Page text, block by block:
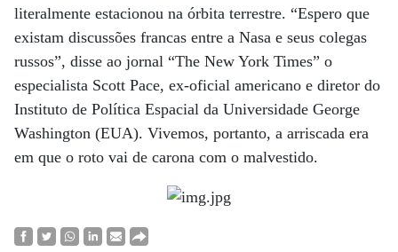
literalmente estacionou na órbita terrestre. “Espero que
existam discussões francas entre a Nasa e seus colegas
russos”, disse ao jornal “The New York Times” o
especialista Scott Pace, ex-oficial americano e diretor do
Instituto de Política Espacial da Universidade George
Washington (EUA). Vivemos, portanto, a arriscada era
em que o roto vai de carona com o malvestido.